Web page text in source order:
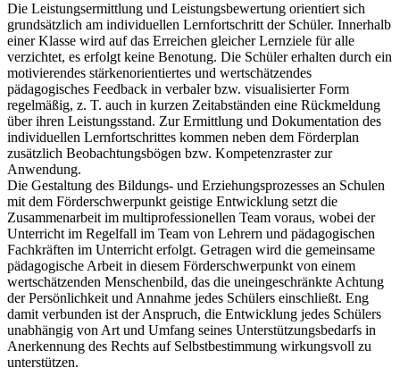
Die Leistungsermittlung und Leistungsbewertung orientiert sich
grundsätzlich am individuellen Lernfortschritt der Schüler. Innerhalb
einer Klasse wird auf das Erreichen gleicher Lernziele für alle
verzichtet, es erfolgt keine Benotung. Die Schüler erhalten durch ein
motivierendes stärkenorientiertes und wertschätzendes
pädagogisches Feedback in verbaler bzw. visualisierter Form
regelmäßig, z. T. auch in kurzen Zeitabständen eine Rückmeldung
über ihren Leistungsstand. Zur Ermittlung und Dokumentation des
individuellen Lernfortschrittes kommen neben dem Förderplan
zusätzlich Beobachtungsbögen bzw. Kompetenzraster zur
Anwendung.
Die Gestaltung des Bildungs- und Erziehungsprozesses an Schulen
mit dem Förderschwerpunkt geistige Entwicklung setzt die
Zusammenarbeit im multiprofessionellen Team voraus, wobei der
Unterricht im Regelfall im Team von Lehrern und pädagogischen
Fachkräften im Unterricht erfolgt. Getragen wird die gemeinsame
pädagogische Arbeit in diesem Förderschwerpunkt von einem
wertschätzenden Menschenbild, das die uneingeschränkte Achtung
der Persönlichkeit und Annahme jedes Schülers einschließt. Eng
damit verbunden ist der Anspruch, die Entwicklung jedes Schülers
unabhängig von Art und Umfang seines Unterstützungsbedarfs in
Anerkennung des Rechts auf Selbstbestimmung wirkungsvoll zu
unterstützen.